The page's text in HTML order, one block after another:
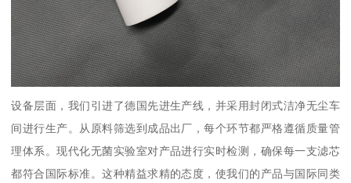
设备层面，我们引进了德国先进生产线，并采用封闭式洁净无尘车
间进行生产。从原料筛选到成品出厂，每个环节都严格遵循质量管
理体系。现代化无菌实验室对产品进行实时检测，确保每一支滤芯
都符合国际标准。这种精益求精的态度，使我们的产品与国际同类